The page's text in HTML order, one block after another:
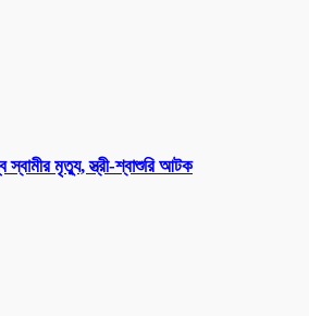
স্বামীর মৃত্যু, স্ত্রী-শ্বাশুরি আটক